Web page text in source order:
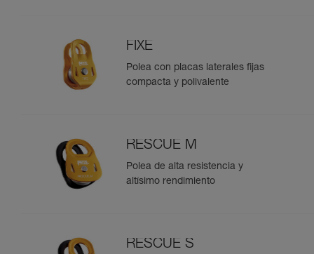
FIXE
Polea con placas laterales fijas
compacta y polivalente
RESCUE M
Polea de alta resistencia y
altísimo rendimiento
RESCUE S